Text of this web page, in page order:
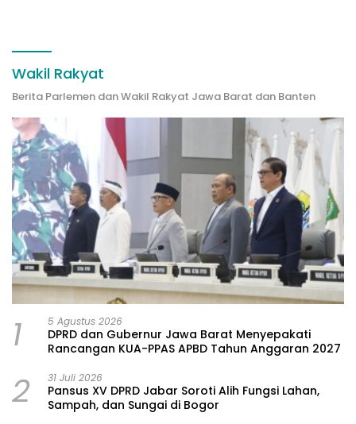
Wakil Rakyat
Berita Parlemen dan Wakil Rakyat Jawa Barat dan Banten
1 5 Agustus 2026
DPRD dan Gubernur Jawa Barat Menyepakati
Rancangan KUA-PPAS APBD Tahun Anggaran 2027
2 31 Juli 2026
Pansus XV DPRD Jabar Soroti Alih Fungsi Lahan,
Sampah, dan Sungai di Bogor